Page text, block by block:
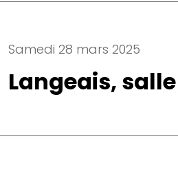
Samedi 28 mars 2025
Langeais,